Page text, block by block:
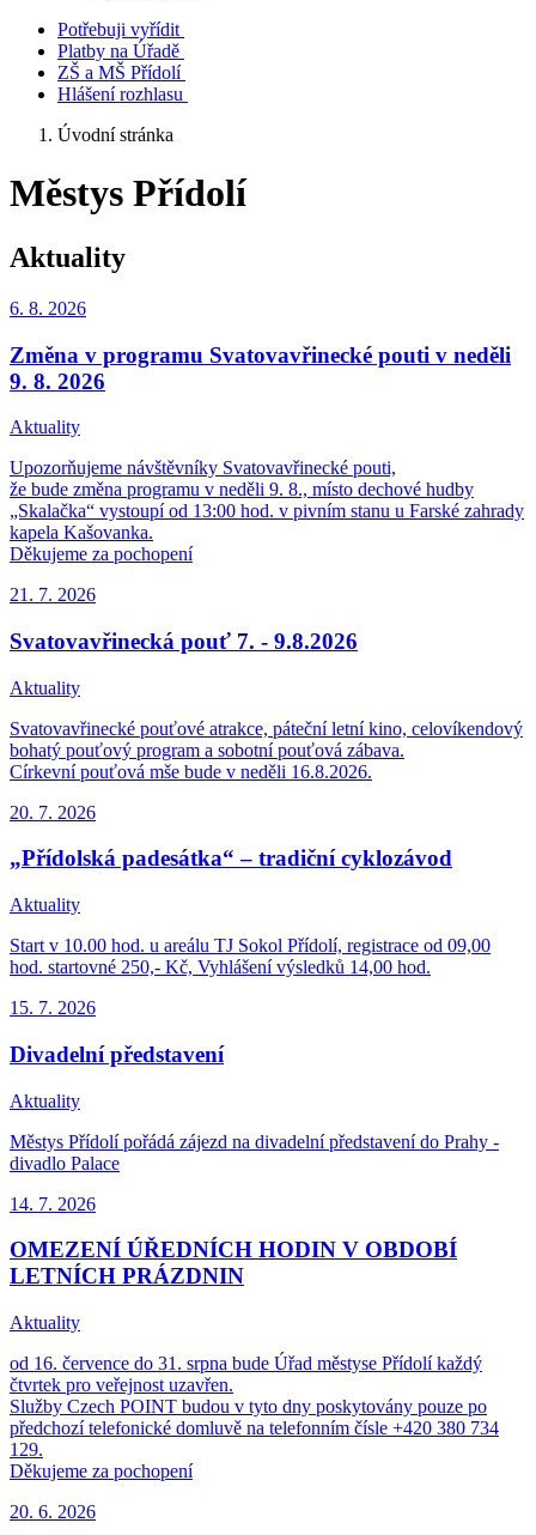
Potřebuji vyřídit
Platby na Úřadě
ZŠ a MŠ Přídolí
Hlášení rozhlasu
Úvodní stránka
Městys Přídolí
Aktuality
6. 8. 2026
Změna v programu Svatovavřinecké pouti v neděli
9. 8. 2026
Aktuality
Upozorňujeme návštěvníky Svatovavřinecké pouti,
že bude změna programu v neděli 9. 8., místo dechové hudby
„Skalačka“ vystoupí od 13:00 hod. v pivním stanu u Farské zahrady
kapela Kašovanka.
Děkujeme za pochopení
21. 7. 2026
Svatovavřinecká pouť 7. - 9.8.2026
Aktuality
Svatovavřinecké pouťové atrakce, páteční letní kino, celovíkendový
bohatý pouťový program a sobotní pouťová zábava.
Církevní pouťová mše bude v neděli 16.8.2026.
20. 7. 2026
„Přídolská padesátka“ – tradiční cyklozávod
Aktuality
Start v 10.00 hod. u areálu TJ Sokol Přídolí, registrace od 09,00
hod. startovné 250,- Kč, Vyhlášení výsledků 14,00 hod.
15. 7. 2026
Divadelní představení
Aktuality
Městys Přídolí pořádá zájezd na divadelní představení do Prahy -
divadlo Palace
14. 7. 2026
OMEZENÍ ÚŘEDNÍCH HODIN V OBDOBÍ
LETNÍCH PRÁZDNIN
Aktuality
od 16. července do 31. srpna bude Úřad městyse Přídolí každý
čtvrtek pro veřejnost uzavřen.
Služby Czech POINT budou v tyto dny poskytovány pouze po
předchozí telefonické domluvě na telefonním čísle +420 380 734
129.
Děkujeme za pochopení
20. 6. 2026